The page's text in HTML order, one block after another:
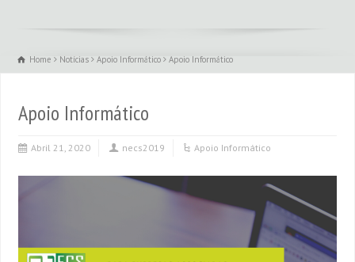
Home Notícias Apoio Informático Apoio Informático
Apoio Informático
Abril 21, 2020 necs2019 Apoio Informático